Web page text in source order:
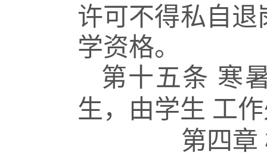
许可不得私自退
学资格。
第十五条 寒
生，由学生 工
第四章